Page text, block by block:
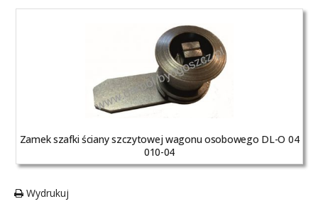
Zamek szafki ściany szczytowej wagonu osobowego DL-O 04
010-04
Wydrukuj